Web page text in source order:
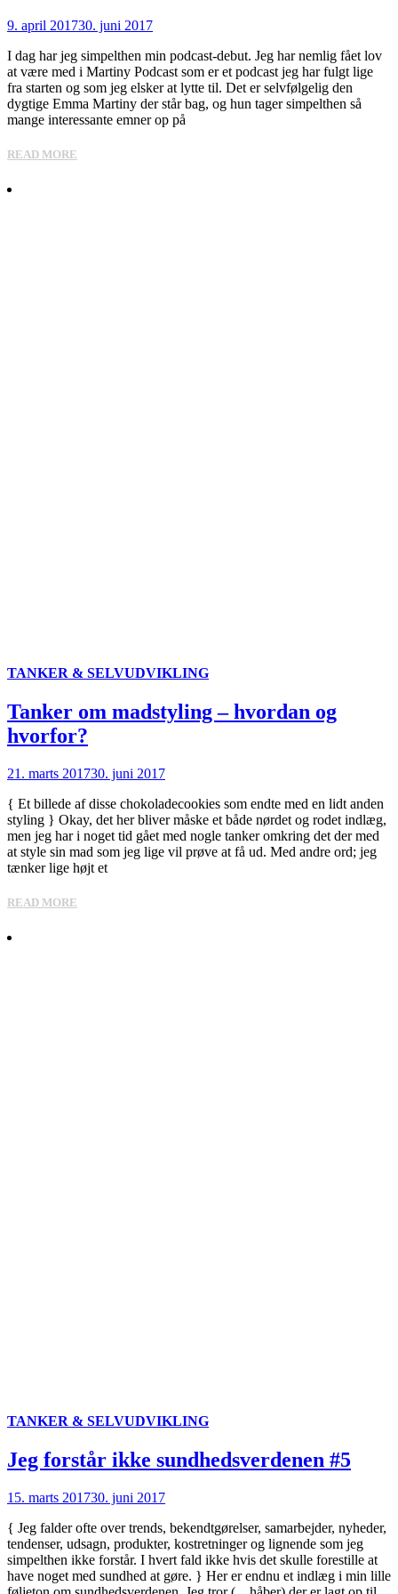
9. april 201730. juni 2017
I dag har jeg simpelthen min podcast-debut. Jeg har nemlig fået lov
at være med i Martiny Podcast som er et podcast jeg har fulgt lige
fra starten og som jeg elsker at lytte til. Det er selvfølgelig den
dygtige Emma Martiny der står bag, og hun tager simpelthen så
mange interessante emner op på
READ MORE
TANKER & SELVUDVIKLING
Tanker om madstyling – hvordan og
hvorfor?
21. marts 201730. juni 2017
{ Et billede af disse chokoladecookies som endte med en lidt anden
styling } Okay, det her bliver måske et både nørdet og rodet indlæg,
men jeg har i noget tid gået med nogle tanker omkring det der med
at style sin mad som jeg lige vil prøve at få ud. Med andre ord; jeg
tænker lige højt et
READ MORE
TANKER & SELVUDVIKLING
Jeg forstår ikke sundhedsverdenen #5
15. marts 201730. juni 2017
{ Jeg falder ofte over trends, bekendtgørelser, samarbejder, nyheder,
tendenser, udsagn, produkter, kostretninger og lignende som jeg
simpelthen ikke forstår. I hvert fald ikke hvis det skulle forestille at
have noget med sundhed at gøre. } Her er endnu et indlæg i min lille